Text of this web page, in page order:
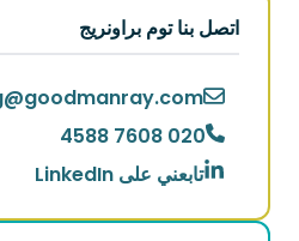
اتصل بنا توم براونريج
@goodmanray.com
020 7608 4588
تابعني على LinkedIn